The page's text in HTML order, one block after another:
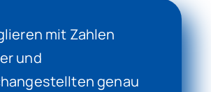
mit Zahlen
und
genau